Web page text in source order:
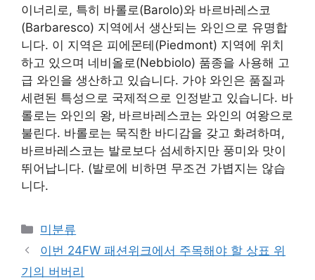
이너리로, 특히 바롤로(Barolo)와 바르바레스코
(Barbaresco) 지역에서 생산되는 와인으로 유명합
니다. 이 지역은 피에몬테(Piedmont) 지역에 위치
하고 있으며 네비올로(Nebbiolo) 품종을 사용해 고
급 와인을 생산하고 있습니다. 가야 와인은 품질과
세련된 특성으로 국제적으로 인정받고 있습니다. 바
롤로는 와인의 왕, 바르바레스코는 와인의 여왕으로
불린다. 바롤로는 묵직한 바디감을 갖고 화려하며,
바르바레스코는 발로보다 섬세하지만 풍미와 맛이
뛰어납니다. (발로에 비하면 무조건 가볍지는 않습
니다.
Categories
미분류
이번 24FW 패션위크에서 주목해야 할 상표 위
기의 버버리